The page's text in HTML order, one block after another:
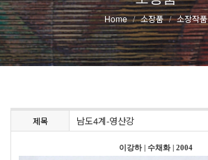
Home 소장품 소장작품
제목 남도4계-영산강
이강하 수채화 2004